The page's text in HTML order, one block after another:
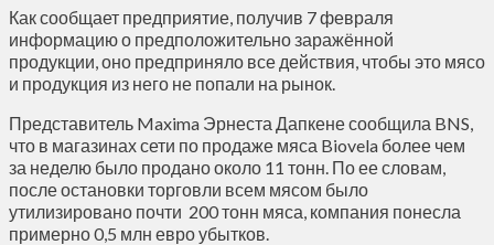
Как сообщает предприятие, получив 7 февраля
информацию о предположительно заражённой
продукции, оно предприняло все действия, чтобы это мясо
и продукция из него не попали на рынок.
Представитель Maxima Эрнеста Дапкене сообщила BNS,
что в магазинах сети по продаже мяса Biovela более чем
за неделю было продано около 11 тонн. По ее словам,
после остановки торговли всем мясом было
утилизировано почти 200 тонн мяса, компания понесла
примерно 0,5 млн евро убытков.